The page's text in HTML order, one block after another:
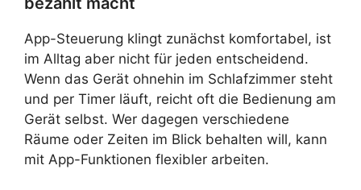
App-Steuerung klingt zunächst komfortabel, ist
im Alltag aber nicht für jeden entscheidend.
Wenn das Gerät ohnehin im Schlafzimmer steht
und per Timer läuft, reicht oft die Bedienung am
Gerät selbst. Wer dagegen verschiedene
Räume oder Zeiten im Blick behalten will, kann
mit App-Funktionen flexibler arbeiten.